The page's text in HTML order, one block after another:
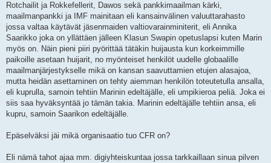
Rotchailit ja Rokkefellerit, Dawos sekä pankkimaailman kärki,
maailmanpankki ja IMF mainitaan eli kansainvälinen valuuttarahasto
jossa valtaa käytävät jäsenmaiden valtiovarainminiterit, eli Annika
Saarikko joka on yllättäen jälleen Klasun Swapin opetuslapsi kuten Marin
myös on. Näin pieni piiri pyörittää tätäkin huijausta kun korkeimmille
paikoille asetaan huijarit, no myönteiset henkilöt uudelle globaalille
maailmanjärjestykselle mikä on kansan saavuttamien etujen alasajoa,
mutta heidän asettaminen on tehty aiemman henkilön toteutetulla ansalla,
eli kuprulla, samoin tehtiin Marinin edeltäjälle, eli umpikieroa peliä. Joka ei
siis saa hyväksyntää jo tämän takia. Marinin edeltäjälle tehtiin ansa, eli
kupru, samoin Saarikon edeltäjälle.
Epäselväksi jäi mikä organisaatio tuo CFR on?
Eli nämä tahot ajaa mm. digiyhteiskuntaa jossa tarkkaillaan sinua pilven